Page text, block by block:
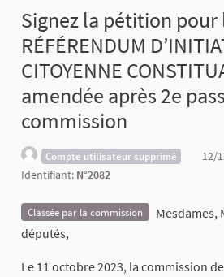
Signez la pétition pour
RÉFÉRENDUM
CITOYENNE
amendée après 2e
commission
Compte utilisateur supprimé
12/
Identifiant: N°2082
Classée par la commission
Mesdames,
députés,
Le 11 octobre 2023, la commission